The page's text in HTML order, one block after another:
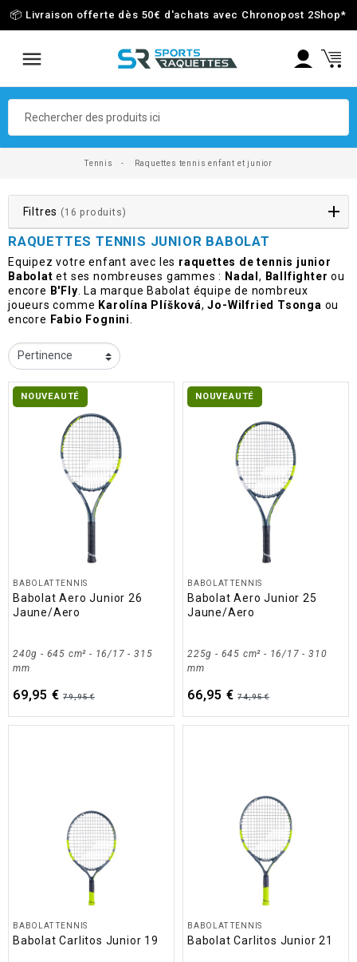
📦 Livraison offerte dès 50€ d'achats avec Chronopost 2Shop*
Tennis Raquettes tennis enfant et junior
Filtres (16 produits)
RAQUETTES TENNIS JUNIOR BABOLAT
Equipez votre enfant avec les raquettes de tennis junior
Babolat et ses nombreuses gammes : Nadal, Ballfighter ou
encore B'Fly . La marque Babolat équipe de nombreux
joueurs comme Karolína Plíšková,Jo-Wilfried Tsonga ou
encore Fabio Fognini
NOUVEAUTÉ
BABOLAT TENNIS
Babolat Aero Junior 26
Jaune/Aero
240g - 645 cm² - 16/17 - 315
mm
69,95 € 79,95 €
NOUVEAUTÉ
BABOLAT TENNIS
Babolat Aero Junior 25
Jaune/Aero
225g - 645 cm² - 16/17 - 310
mm
66,95 € 74,95 €
BABOLAT TENNIS
Babolat Carlitos Junior 19
BABOLAT TENNIS
Babolat Carlitos Junior 21